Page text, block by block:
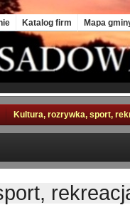
Katalog firm Mapa
Kultura, rozrywka, sport,